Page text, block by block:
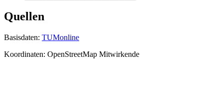
Quellen
Basisdaten: TUMonline
Koordinaten: OpenStreetMap Mitwirkende